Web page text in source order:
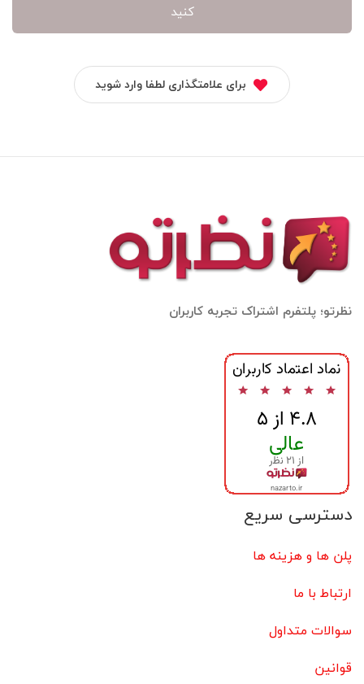
کنید
برای علامتگذاری لطفا وارد شوید
نظرتو؛ پلتفرم اشتراک تجربه کاربران
دسترسی سریع
پلن ها و هزینه ها
ارتباط با ما
سوالات متداول
قوانین